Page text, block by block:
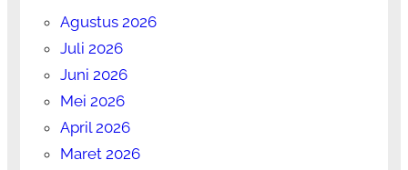
Agustus 2026
Juli 2026
Juni 2026
Mei 2026
April 2026
Maret 2026